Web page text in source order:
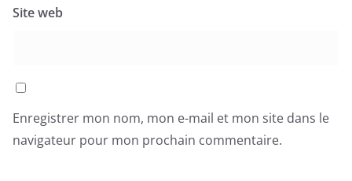
Site web
Enregistrer mon nom, mon e-mail et mon site dans le
navigateur pour mon prochain commentaire.